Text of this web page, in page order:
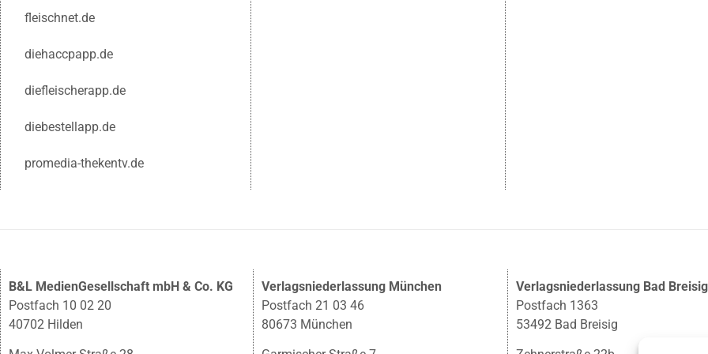
fleischnet.de
diehaccpapp.de
diefleischerapp.de
diebestellapp.de
promedia-thekentv.de
B&L MedienGesellschaft mbH & Co. KG
Postfach 10 02 20
40702 Hilden
Verlagsniederlassung München
Postfach 21 03 46
80673 München
Verlagsniederlassung Bad Breisig
Postfach 1363
53492 Bad Breisig